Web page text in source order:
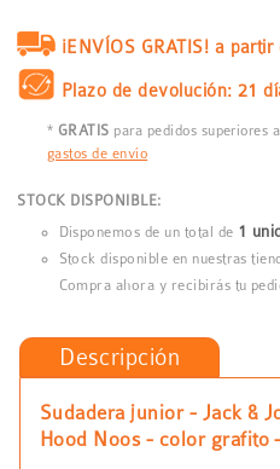
¡ENVÍOS GRATIS! a
Plazo de devolución: 21
* GRATIS para pedidos superiores
gastos de envío
STOCK DISPONIBLE:
Disponemos de un total de 1
Stock disponible en nuestras
Compra ahora y recibirás tu
Descripción
Sudadera junior - Jack &
Hood Noos - color grafito